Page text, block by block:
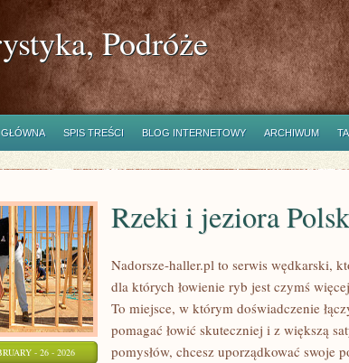
Podróże
SPIS TREŚCI BLOG INTERNETOWY ARCHIWUM
- 26 - 2026
Rzeki i jeziora
Nadorsze-haller.pl to serwis wędkarski,
dla których łowienie ryb jest czymś
To miejsce, w którym doświadczenie
pomagać łowić skuteczniej i z większą
pomysłów, chcesz uporządkować swoje